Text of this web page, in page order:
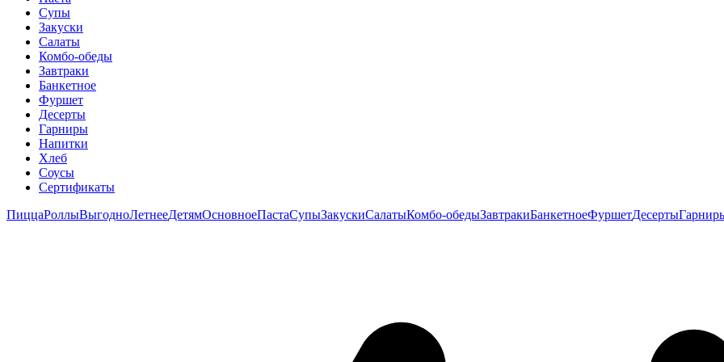
Супы
Закуски
Салаты
Комбо-обеды
Завтраки
Банкетное
Фуршет
Десерты
Гарниры
Напитки
Хлеб
Соусы
Сертификаты
ПиццаРоллыВыгодноЛетнееДетямОсновноеПастаСупыЗакускиСалатыКомбо-обедыЗавтракиБанкетноеФуршетДесерты